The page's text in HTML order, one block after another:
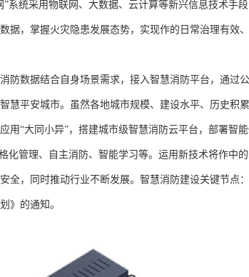
系统采用物联网、大数据、云计算等新兴信息技术手
据，掌握火灾隐患发展态势，实现作的日常治理有效
防数据结合自身场景需求，接入智慧消防平台，通过
慧平安城市。虽然各地城市规模、建设水平、历史积
用“大同小异”，搭建城市级智慧消防云平台，部署智
化管理、自主消防、智能学习等。运用新技术将作中
全，同时推动行业不断发展。智慧消防建设关键节点
》的通知。